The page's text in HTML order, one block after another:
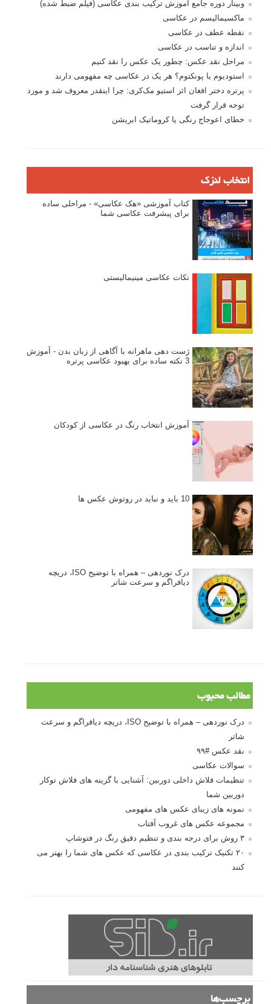
وبینار دوره جامع آموزش ترکیب بندی عکاسی (فیلم ضبط شده)
ماکسیمالیسم در عکاسی
نقطه عطف در عکاسی
اندازه و تناسب در عکاسی
مراحل نقد عکس: چطور یک عکس را نقد کنیم
استودیوم یا پونکتوم؟ هر یک در عکاسی چه مفهومی دارند
پرتره دختر افغان اثر استیو مک‌کری: چرا اینقدر معروف شد و مورد
توجه قرار گرفت
خطای اعوجاج رنگی یا کروماتیک ابریشن
انتخاب لنزک
کتاب آموزشی «هک عکاسی» - مراحلی ساده
برای پیشرفت عکاسی شما
نکات عکاسی مینیمالیستی
ژست دهی ماهرانه با آگاهی از زبان بدن - آموزش
3 نکته ساده برای بهبود عکاسی پرتره
آموزش انتخاب رنگ در عکاسی از کودکان
10 باید و نباید در روتوش عکس ها
درک نوردهی – همراه با توضیح ISO، دریچه
دیافراگم و سرعت شاتر
مطالب محبوب
درک نوردهی – همراه با توضیح ISO، دریچه دیافراگم و سرعت
شاتر
نقد عکس #۹۹
سوالات عکاسی
تنظیمات فلاش داخلی دوربین: آشنایی با گزینه های فلاش توکار
دوربین شما
نمونه های زیبای عکس های مفهومی
مجموعه عکس های غروب آفتاب
۳ روش برای درجه بندی و تنظیم دقیق رنگ در فتوشاپ
۲۰ تکنیک ترکیب بندی در عکاسی که عکس های شما را بهتر می
کنند
برچسب‌ها